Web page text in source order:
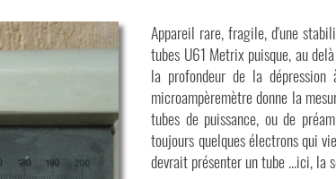
Appareil rare, fragile, d'une
tubes U61 Metrix puisque, au
la profondeur de la
microampèremètre donne la
tubes de puissance, ou de
toujours quelques électrons qui
devrait présenter un tube ...ici,